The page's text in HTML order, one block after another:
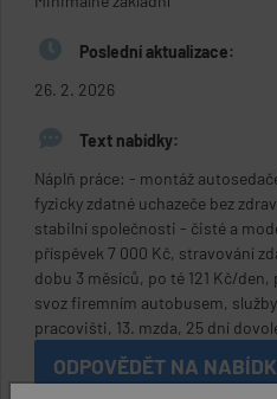
Poslední aktualizace:
26. 2. 2026
Text nabídky:
Náplň práce: - montáž
fyzicky zdatné uchazeče bez
stabilní společnosti - čisté a
příspěvek 7 000 Kč, stravování
dobu 3 měsíců, po té 121 Kč/
svoz firemním autobusem,
pracovišti, 13. mzda, 25 dní
ODPOVĚDĚT NA